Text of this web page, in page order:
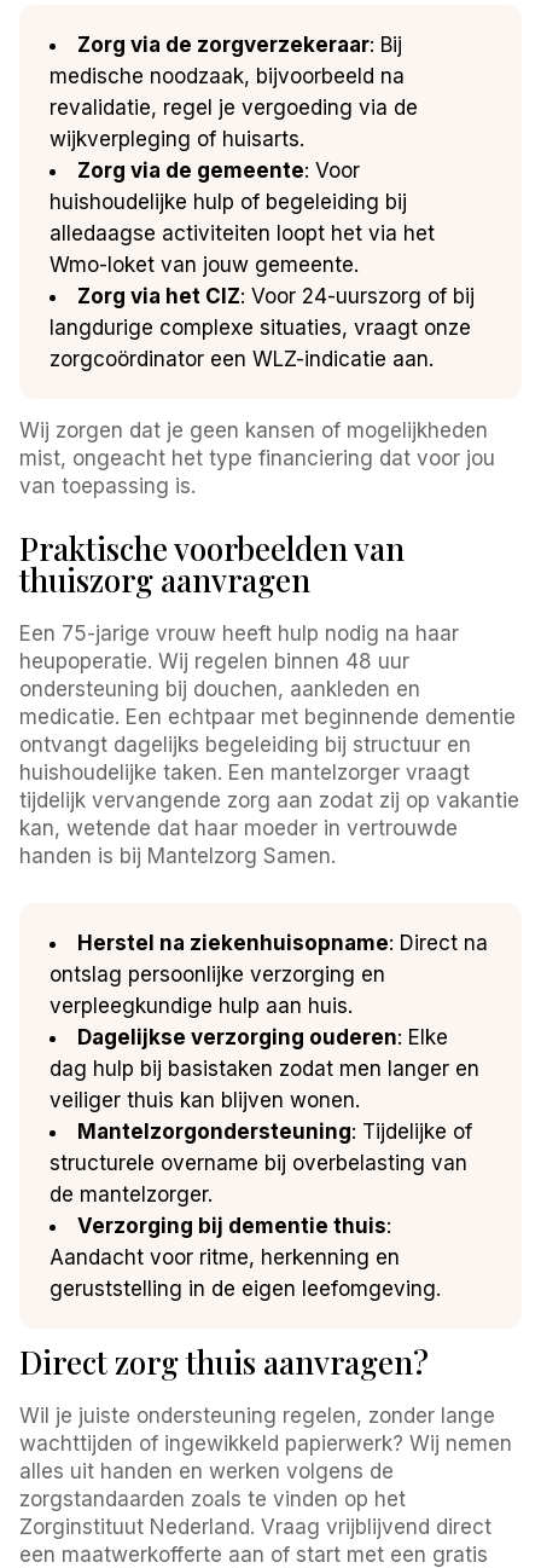
Zorg via de zorgverzekeraar: Bij
medische noodzaak, bijvoorbeeld na
revalidatie, regel je vergoeding via de
wijkverpleging of huisarts.
Zorg via de gemeente: Voor
huishoudelijke hulp of begeleiding bij
alledaagse activiteiten loopt het via het
Wmo-loket van jouw gemeente.
Zorg via het CIZ: Voor 24-uurszorg of bij
langdurige complexe situaties, vraagt onze
zorgcoördinator een WLZ-indicatie aan.
Wij zorgen dat je geen kansen of mogelijkheden
mist, ongeacht het type financiering dat voor jou
van toepassing is.
Praktische voorbeelden van
thuiszorg aanvragen
Een 75-jarige vrouw heeft hulp nodig na haar
heupoperatie. Wij regelen binnen 48 uur
ondersteuning bij douchen, aankleden en
medicatie. Een echtpaar met beginnende dementie
ontvangt dagelijks begeleiding bij structuur en
huishoudelijke taken. Een mantelzorger vraagt
tijdelijk vervangende zorg aan zodat zij op vakantie
kan, wetende dat haar moeder in vertrouwde
handen is bij Mantelzorg Samen.
Herstel na ziekenhuisopname: Direct na
ontslag persoonlijke verzorging en
verpleegkundige hulp aan huis.
Dagelijkse verzorging ouderen: Elke
dag hulp bij basistaken zodat men langer en
veiliger thuis kan blijven wonen.
Mantelzorgondersteuning: Tijdelijke of
structurele overname bij overbelasting van
de mantelzorger.
Verzorging bij dementie thuis:
Aandacht voor ritme, herkenning en
geruststelling in de eigen leefomgeving.
Direct zorg thuis aanvragen?
Wil je juiste ondersteuning regelen, zonder lange
wachttijden of ingewikkeld papierwerk? Wij nemen
alles uit handen en werken volgens de
zorgstandaarden zoals te vinden op het
Zorginstituut Nederland. Vraag vrijblijvend direct
een maatwerkofferte aan of start met een gratis